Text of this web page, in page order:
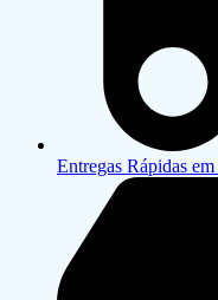
Entregas Rápidas